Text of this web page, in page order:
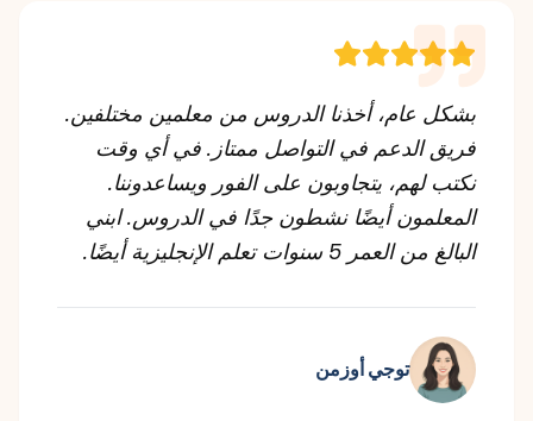
بشكل عام، أخذنا الدروس من معلمين مختلفين.
فريق الدعم في التواصل ممتاز. في أي وقت
نكتب لهم، يتجاوبون على الفور ويساعدوننا.
المعلمون أيضًا نشطون جدًا في الدروس. ابني
البالغ من العمر 5 سنوات تعلم الإنجليزية أيضًا.
توجي أوزمن